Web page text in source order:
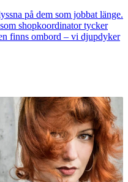
på dem som jobbat länge.
shopkoordinator tycker
finns ombord – vi djupdyker